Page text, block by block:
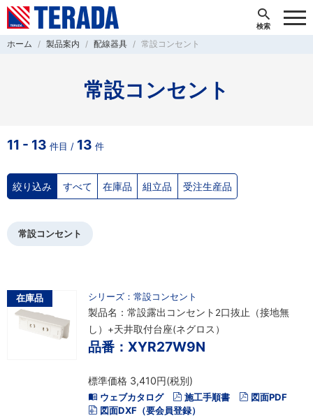
ホーム 製品案内 配線器具 常設コンセント
常設コンセント
11 - 13 件目 / 13 件
絞り込み すべて 在庫品 組立品 受注生産品
常設コンセント
在庫品 シリーズ：常設コンセント
製品名：常設露出コンセント2口抜止（接地無
し）+天井取付台座(ネグロス）
品番：XYR27W9N
標準価格 3,410円(税別)
ウェブカタログ 施工手順書
図面PDF
図面DXF（要会員登録）